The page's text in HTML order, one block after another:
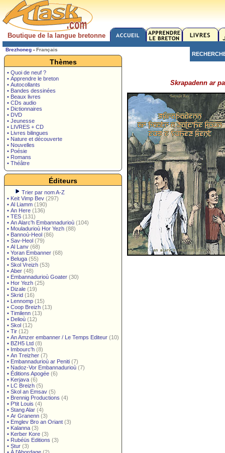
Boutique de la langue bretonne
Brezhoneg - Français
Thèmes
• Quoi de neuf ?
• Apprendre le breton
• Autocollants
• Bandes dessinées
• Beaux livres
• CDs audio
• Dictionnaires
• DVD
• Jeunesse
• LIVRES + CD
• Livres bilingues
• Nature et découverte
• Nouvelles
• Poésie
• Romans
• Théâtre
Éditeurs
Trier par nom A-Z
• Keit Vimp Bev (297)
• Al Liamm (190)
• An Here (136)
• TES (131)
• An Alarc'h Embannadurioù (104)
• Mouladurioù Hor Yezh (88)
• Bannoù-Heol (86)
• Sav-Heol (79)
• Al Lanv (68)
• Yoran Embanner (68)
• Beluga (55)
• Skol Vreizh (53)
• Aber (48)
• Embannadurioù Goater (30)
• Hor Yezh (25)
• Dizale (19)
• Skrid (16)
• Lennomp (15)
• Coop Breizh (13)
• Timilenn (13)
• Delioù (12)
• Skol (12)
• Tir (12)
• An Amzer embanner / Le Temps Editeur (10)
• BZH5 Ltd (8)
• Imbourc'h (8)
• An Treizher (7)
• Embannadurioù ar Peniti (7)
• Nadoz-Vor Embannadurioù (7)
• Éditions Apogée (6)
• Kerjava (6)
• LC Breizh (5)
• Skol an Emsav (5)
• Brennig Productions (4)
• P'tit Louis (4)
• Stang Alar (4)
• Ar Granenn (3)
• Emglev Bro an Oriant (3)
• Kalanna (3)
• Kerber Kore (3)
• Rubéüs Editions (3)
• Stur (3)
Skrapadenn ar